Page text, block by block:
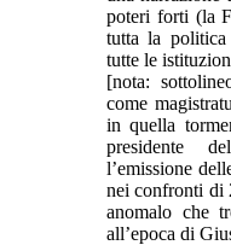
poteri forti (la
tutta la politica
tutte le
[nota:
come
in quella
presidente
l’emissione
nei confronti di
anomalo che
all’epoca di